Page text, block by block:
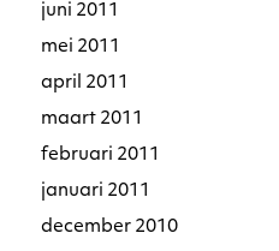
juni 2011
mei 2011
april 2011
maart 2011
februari 2011
januari 2011
december 2010